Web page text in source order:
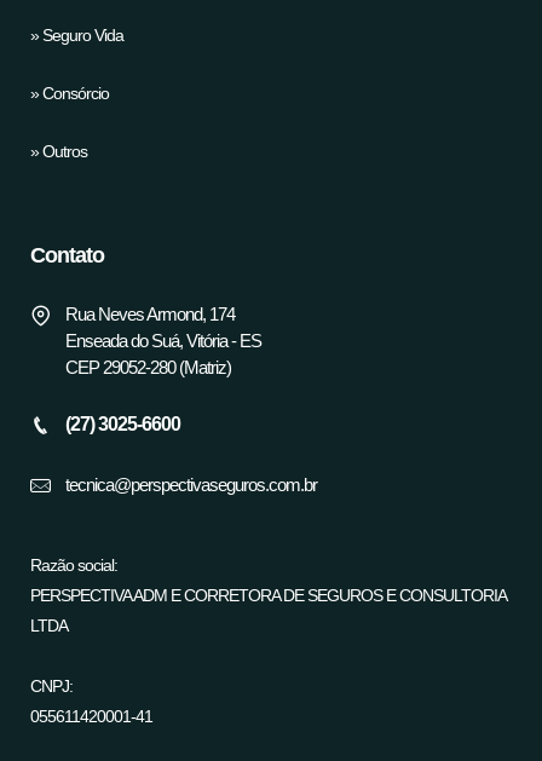
» Seguro Vida
» Consórcio
» Outros
Contato
Rua Neves Armond, 174
Enseada do Suá, Vitória - ES
CEP 29052-280 (Matriz)
(27) 3025-6600
tecnica@perspectivaseguros.com.br
Razão social:
PERSPECTIVA ADM E CORRETORA DE SEGUROS E CONSULTORIA
LTDA
CNPJ:
055611420001-41